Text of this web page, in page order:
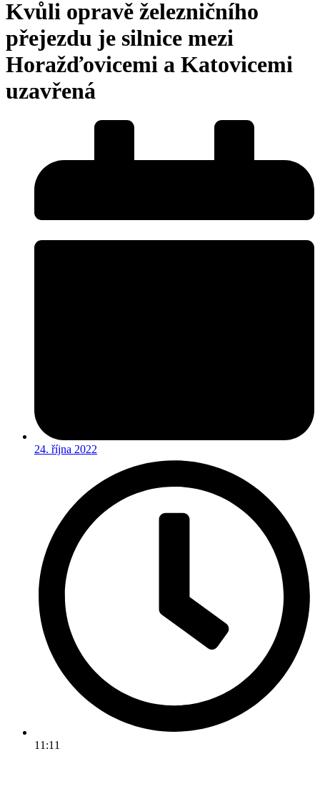
Kvůli opravě železničního
přejezdu je silnice mezi
Horažďovicemi a Katovicemi
uzavřená
24. října 2022
11:11